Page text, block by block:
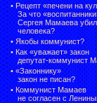
• Рецепт «печени на
За что
Сергея Мамаева
человека?
• Якобы коммунист?
• Как «уважает» закон
депутат-коммунист
• «Законнику»
закон не писан?
• Коммунист Мамаев
не согласен с